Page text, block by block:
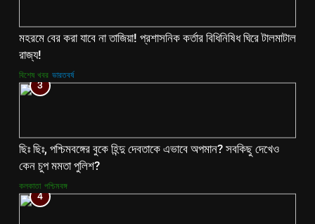
মহরমে বের করা যাবে না তাজিয়া! প্রশাসনিক কর্তার বিধিনিষিধ ঘিরে টালমাটাল
রাজ্য!
বিশেষ খবর ভারতবর্ষ
3
ছিঃ ছিঃ, পশ্চিমবঙ্গের বুকে হিন্দু দেবতাকে এভাবে অপমান? সবকিছু দেখেও
কেন চুপ মমতা পুলিশ?
কলকাতা পশ্চিমবঙ্গ
4